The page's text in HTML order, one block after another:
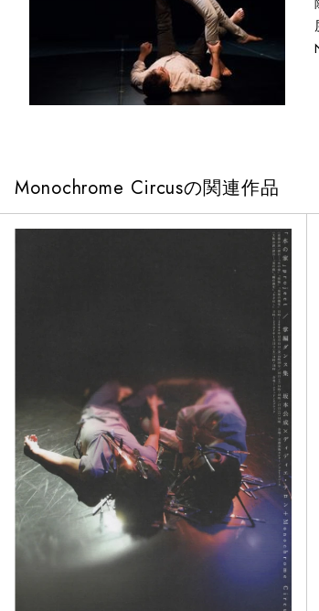
Monochrome Circusの関連作品